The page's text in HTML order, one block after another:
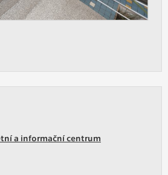
a informační centrum